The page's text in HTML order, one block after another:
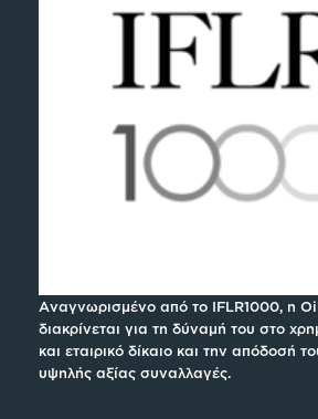
Αναγνωρισμένο από το IFLR1000, η
διακρίνεται για τη δύναμή του στο
και εταιρικό δίκαιο και την απόδοσή
υψηλής αξίας συναλλαγές.